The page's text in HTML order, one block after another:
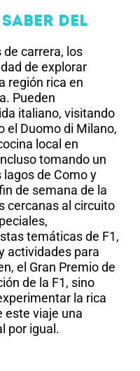
Del
carrera, los
de explorar
región rica en
Pueden
italiano, visitando
el Duomo di Milano,
local en
tomando un
de Como y
de semana de la
cercanas al circuito
temáticas de F1,
actividades para
el Gran Premio de
de la F1, sino
la rica
este viaje una
por igual.